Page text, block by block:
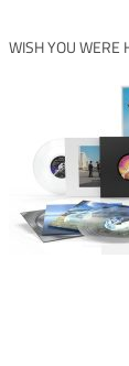
WISH YOU WERE